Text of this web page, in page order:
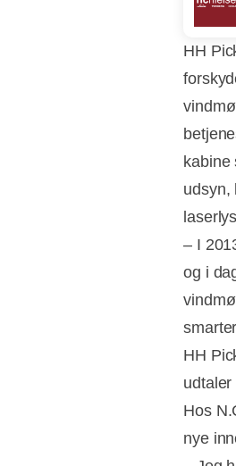
HH
kabine
udsyn,
– I
og i
HH
Hos
nye